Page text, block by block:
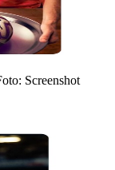
Screenshot